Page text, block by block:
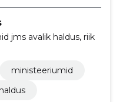
jms avalik haldus, riik
ministeeriumid